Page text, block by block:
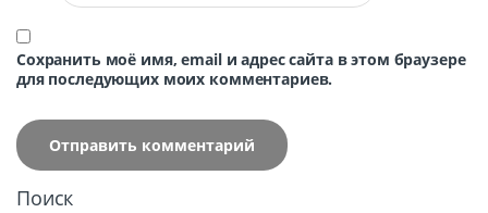
Сохранить моё имя, email и адрес сайта в этом браузере
для последующих моих комментариев.
Поиск